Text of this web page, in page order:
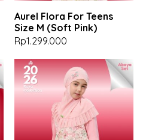
Aurel Flora For Teens
Size M (Soft Pink)
Rp1.299.000